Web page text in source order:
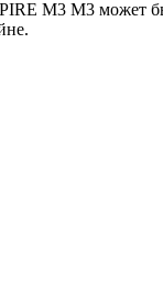
M3 M3